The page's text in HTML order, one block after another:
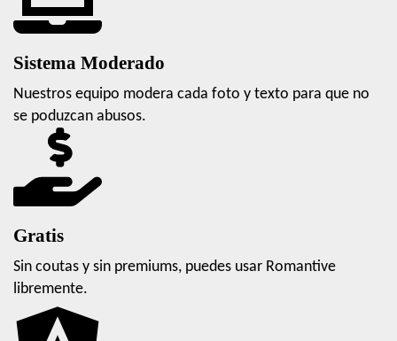
Sistema Moderado
Nuestros equipo modera cada foto y texto para que no
se poduzcan abusos.
Gratis
Sin coutas y sin premiums, puedes usar Romantive
libremente.